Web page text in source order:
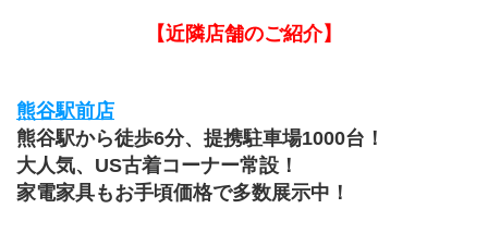
【近隣店舗のご紹介】
熊谷駅前店
熊谷駅から徒歩6分、提携駐車場1000台！
大人気、US古着コーナー常設！
家電家具もお手頃価格で多数展示中！